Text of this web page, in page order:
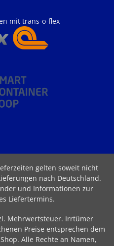
mit trans-o-flex
gelten soweit nicht
nach Deutschland.
und Informationen zur
Liefertermins.
Mehrwertsteuer. Irrtümer
Preise entsprechen dem
Alle Rechte an Namen,